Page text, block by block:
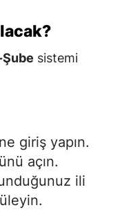
Şube sistemi
giriş yapın.
açın.
ili